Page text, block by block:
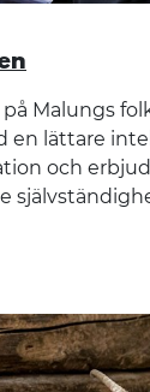
Malungs
en lättare
och